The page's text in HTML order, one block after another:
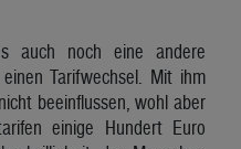
auch noch eine andere
Tarifwechsel. Mit ihm
beeinflussen, wohl aber
einige Hundert Euro